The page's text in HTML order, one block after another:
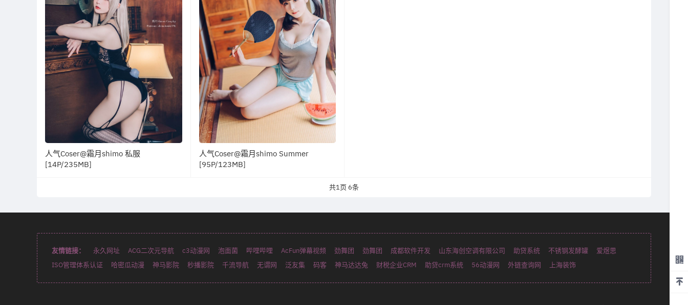
人气Coser@霜月shimo 私服
[14P/235MB]
人气Coser@霜月shimo Summer
[95P/123MB]
共1页 6条
友情链接： 永久网址 ACG二次元导航 c3动漫网 泡面菌 哔哩哔哩 AcFun弹幕视频 劲舞团 劲舞团 成都软件开发 山东海创空调有限公司 助贷系统 不锈钢发酵罐
爱煜思
ISO管理体系认证
哈密瓜动漫 神马影院 秒播影院 千流导航 无谓网 泛友集 码客 神马达达兔 财税企业CRM 助贷crm系统 56动漫网 外链查询网 上海装饰